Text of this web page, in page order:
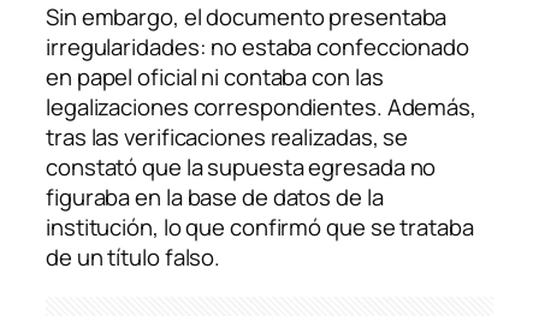
Sin embargo, el documento presentaba
irregularidades: no estaba confeccionado
en papel oficial ni contaba con las
legalizaciones correspondientes. Además,
tras las verificaciones realizadas, se
constató que la supuesta egresada no
figuraba en la base de datos de la
institución, lo que confirmó que se trataba
de un título falso.